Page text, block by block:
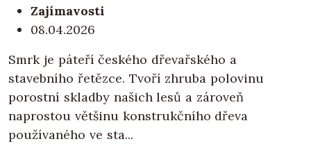
Zajímavosti
08.04.2026
Smrk je páteří českého dřevařského a
stavebního řetězce. Tvoří zhruba polovinu
porostní skladby našich lesů a zároveň
naprostou většinu konstrukčního dřeva
používaného ve sta...